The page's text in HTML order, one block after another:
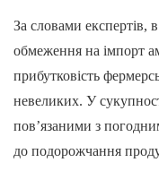
За словами експертів,
обмеження на імпорт
прибутковість
невеликих. У
пов’язаними з
до подорожчання